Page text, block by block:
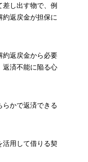
し出す物で、例
約返戻金が担保に
約返戻金から必要
返済不能に陥る心
らかで返済できる
活用して借りる契